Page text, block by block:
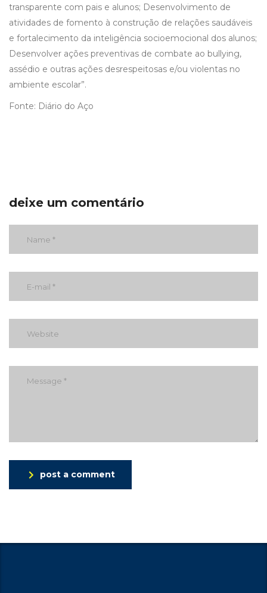
transparente com pais e alunos; Desenvolvimento de
atividades de fomento à construção de relações saudáveis
e fortalecimento da inteligência socioemocional dos alunos;
Desenvolver ações preventivas de combate ao bullying,
assédio e outras ações desrespeitosas e/ou violentas no
ambiente escolar”.
Fonte: Diário do Aço
deixe um comentário
post a comment